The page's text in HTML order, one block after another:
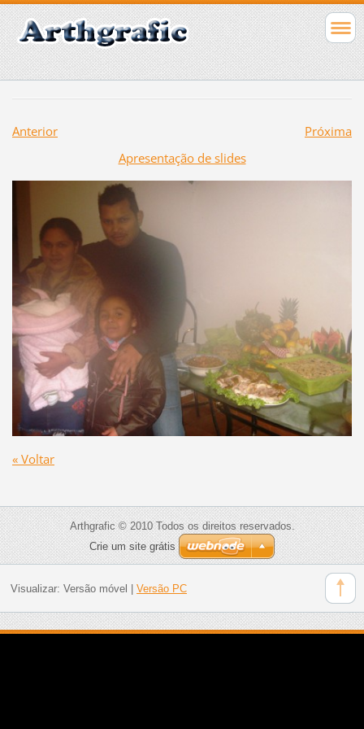
Anterior
Próxima
Apresentação de slides
« Voltar
Arthgrafic © 2010 Todos os direitos reservados.
Crie um site grátis
Visualizar: Versão móvel Versão PC